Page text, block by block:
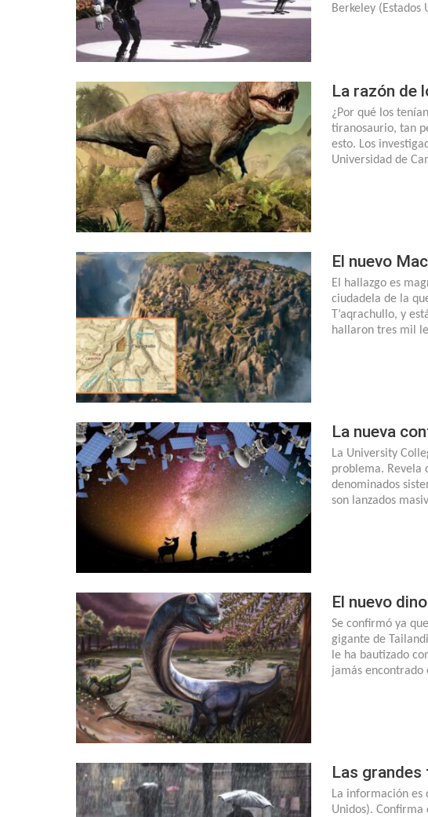
Berkeley
La razón de
¿Por qué los
tiranosaurio, tan
esto. Los
Universidad de
El nuevo
El hallazgo es
ciudadela de la
T’aqrachullo, y
hallaron tres mil
La nueva
La University
problema. Revela
denominados
son lanzados
El nuevo
Se confirmó ya
gigante de
le ha bautizado
jamás encontrado
Las
La información es
Unidos).